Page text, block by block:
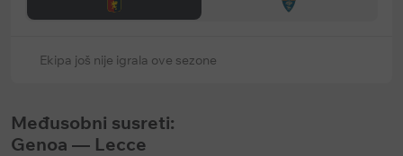
Ekipa još nije igrala ove sezone
Međusobni susreti:
Genoa — Lecce